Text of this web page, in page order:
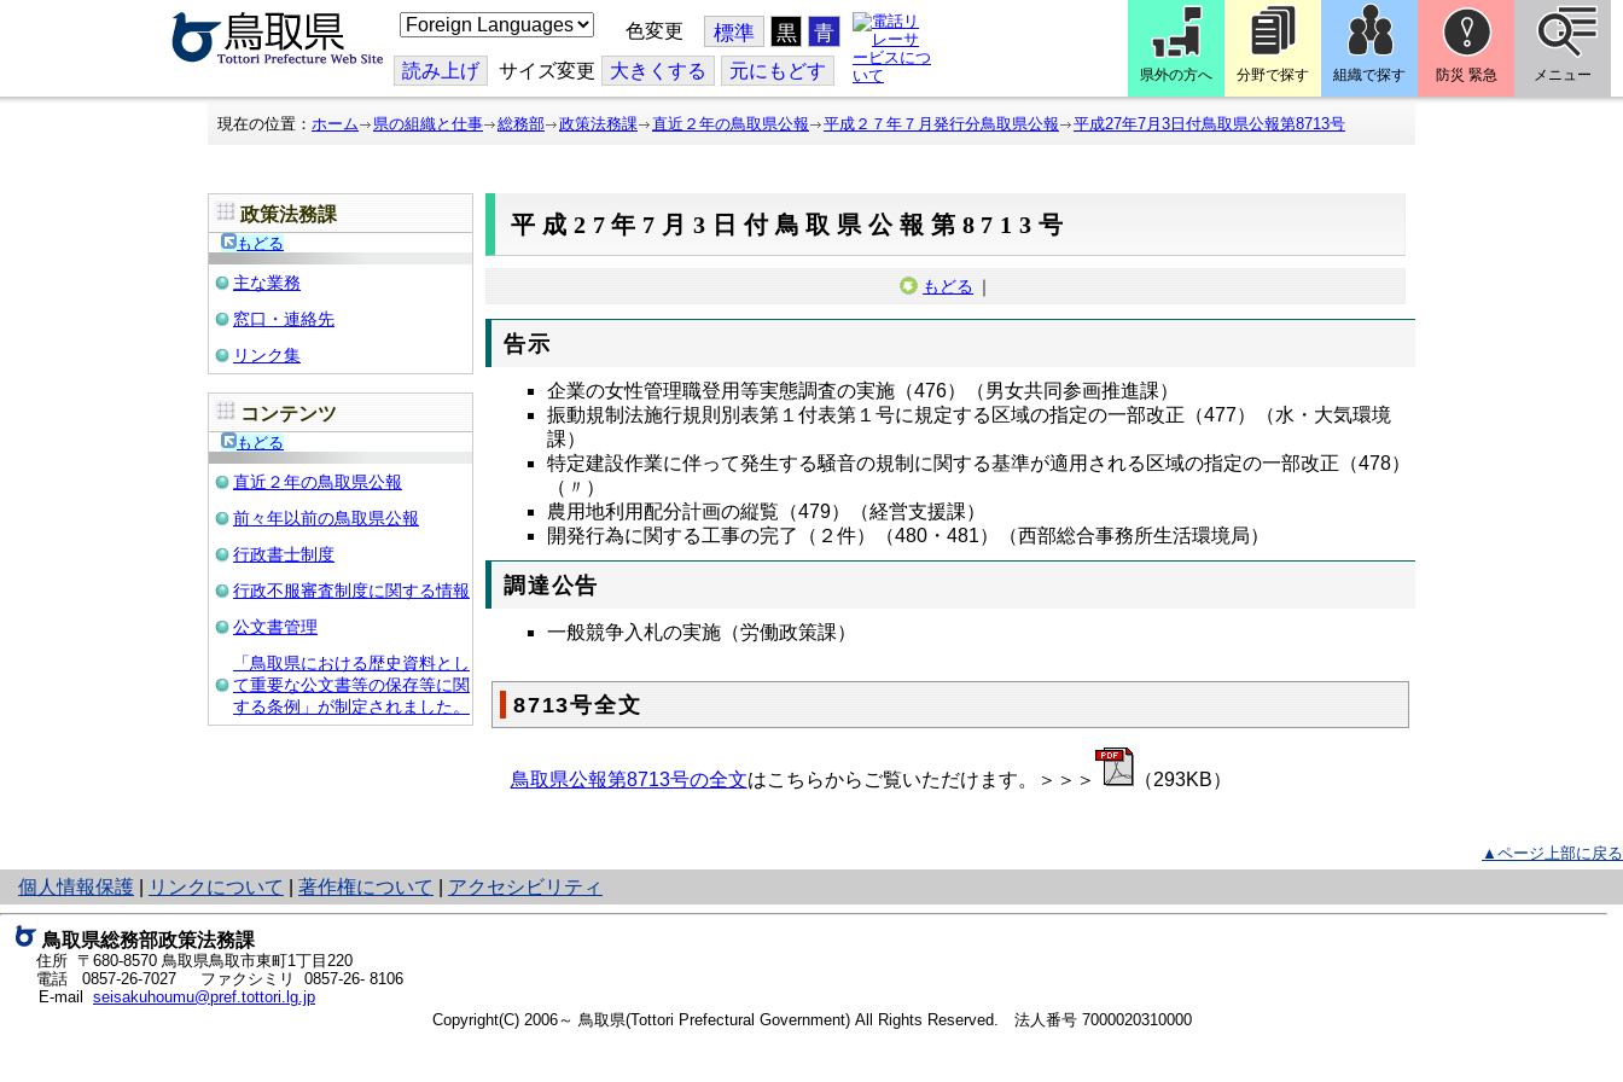
こ
の
ジ
を
翻
色変更 標準 黒 青
読み上げ サイズ変更 大きくする 元にもどす 県外の方へ 分野で探す 組織で探す 防災 緊急 メニュー
現在の位置： ホーム 県の組織と仕事 総務部 政策法務課 直近２年の鳥取県公報 平成２７年７月発行分鳥取県公報 平成27年7月3日付鳥取県公報第8713号
政策法務課
もどる
主な業務
窓口・連絡先
リンク集
コンテンツ
もどる
直近２年の鳥取県公報
前々年以前の鳥取県公報
行政書士制度
行政不服審査制度に関する情報
公文書管理
「鳥取県における歴史資料とし
て重要な公文書等の保存等に関
する条例」が制定されました。
平成27年7月3日付鳥取県公報第8713号
もどる ｜
告示
企業の女性管理職登用等実態調査の実施（476）（男女共同参画推進課）
振動規制法施行規則別表第１付表第１号に規定する区域の指定の一部改正（477）（水・大気環境
課）
特定建設作業に伴って発生する騒音の規制に関する基準が適用される区域の指定の一部改正（478）
（〃）
農用地利用配分計画の縦覧（479）（経営支援課）
開発行為に関する工事の完了（２件）（480・481）（西部総合事務所生活環境局）
調達公告
一般競争入札の実施（労働政策課）
8713号全文
鳥取県公報第8713号の全文はこちらからご覧いただけます。＞＞＞ （293KB）
▲ページ上部に戻る
個人情報保護
と
り
ネ
ッ
ト
へ
リンクについて 著作権について アクセシビリティ
鳥取県総務部政策法務課
住所 〒680-8570 鳥取県鳥取市東町1丁目220
電話 0857-26-7027
ファクシミリ 0857-26- 8106
E-mail seisakuhoumu@pref.tottori.lg.jp
Copyright(C) 2006～ 鳥取県(Tottori Prefectural Government) All Rights Reserved. 法人番号 7000020310000